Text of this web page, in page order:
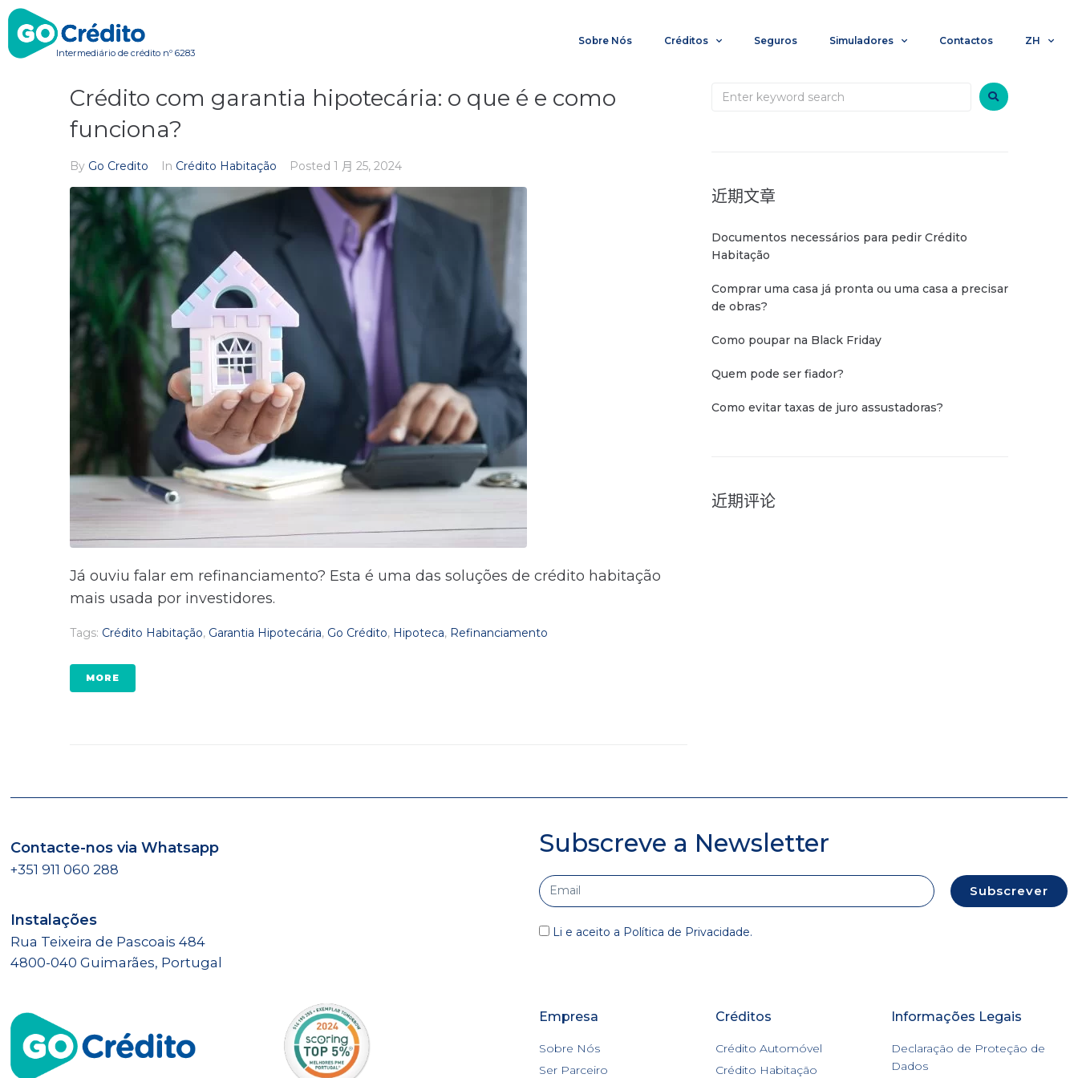
Intermediário de crédito nº 6283
Sobre Nós Créditos Seguros Simuladores Contactos ZH
Crédito com garantia hipotecária: o que é e como
funciona?
By Go Credito In Crédito Habitação Posted 1 月 25, 2024
Já ouviu falar em refinanciamento? Esta é uma das soluções de crédito habitação
mais usada por investidores.
Tags: Crédito Habitação, Garantia Hipotecária, Go Crédito, Hipoteca, Refinanciamento
MORE
近期文章
Documentos necessários para pedir Crédito
Habitação
Comprar uma casa já pronta ou uma casa a precisar
de obras?
Como poupar na Black Friday
Quem pode ser fiador?
Como evitar taxas de juro assustadoras?
近期评论
Contacte-nos via Whatsapp
+351 911 060 288
Instalações
Rua Teixeira de Pascoais 484
4800-040 Guimarães, Portugal
Subscreve a Newsletter
Li e aceito a Política de Privacidade.
Subscrever
Empresa
Sobre Nós
Ser Parceiro
Créditos
Crédito Automóvel
Crédito Habitação
Informações Legais
Declaração de Proteção de
Dados